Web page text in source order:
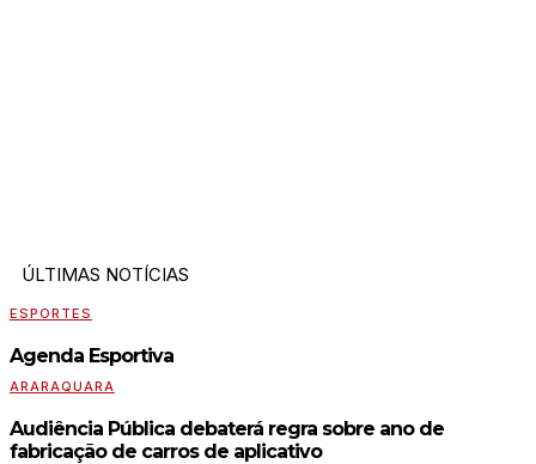
ÚLTIMAS NOTÍCIAS
ESPORTES
Agenda Esportiva
ARARAQUARA
Audiência Pública debaterá regra sobre ano de
fabricação de carros de aplicativo